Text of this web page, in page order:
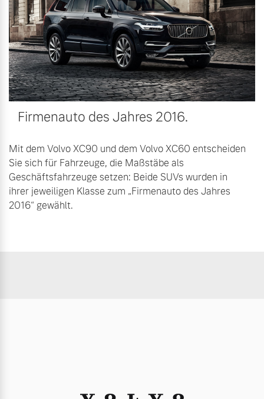
Firmenauto des Jahres 2016.
Mit dem Volvo XC90 und dem Volvo XC60 entscheiden
Sie sich für Fahrzeuge, die Maßstäbe als
Geschäftsfahrzeuge setzen: Beide SUVs wurden in
ihrer jeweiligen Klasse zum „Firmenauto des Jahres
2016“ gewählt.